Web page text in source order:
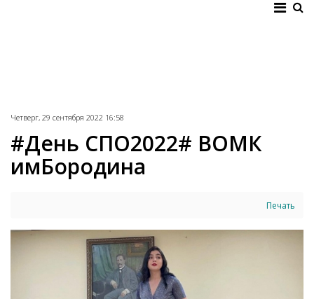
Четверг, 29 сентября 2022 16:58
#День СПО2022# ВОМК
имБородина
Печать